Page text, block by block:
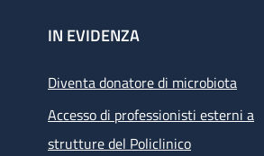
IN EVIDENZA
Diventa donatore di microbiota
Accesso di professionisti esterni a
strutture del Policlinico